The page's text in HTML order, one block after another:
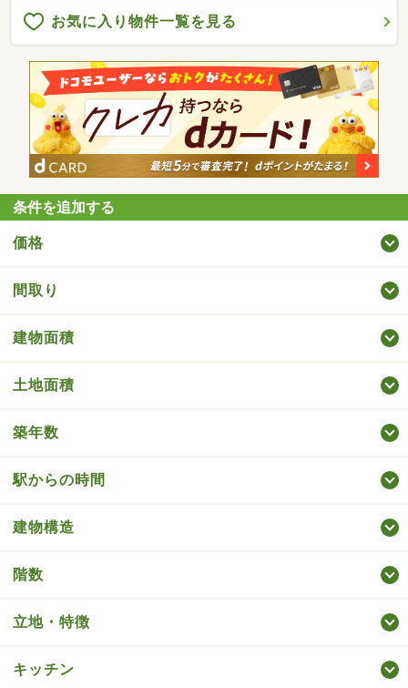
お気に入り物件一覧を見る
条件を追加する
価格
間取り
建物面積
土地面積
築年数
駅からの時間
建物構造
階数
立地・特徴
キッチン